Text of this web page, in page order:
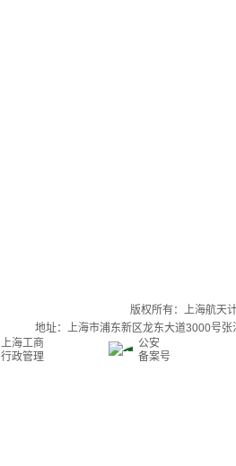
版权所有：上海航天
地址：上海市浦东新区龙东大道3000号
上海工商
行政管理
公安
备案号